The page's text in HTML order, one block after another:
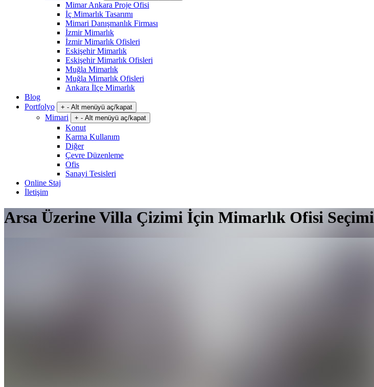
Mimar Ankara Proje Ofisi
İç Mimarlık Tasarımı
Mimari Danışmanlık Firması
İzmir Mimarlık
İzmir Mimarlık Ofisleri
Eskişehir Mimarlık
Eskişehir Mimarlık Ofisleri
Muğla Mimarlık
Muğla Mimarlık Ofisleri
Ankara İlçe Mimarlık
Blog
Portfolyo
+ - Alt menüyü aç/kapat
Mimari + - Alt menüyü aç/kapat
Konut
Karma Kullanım
Diğer
Çevre Düzenleme
Ofis
Sanayi Tesisleri
Online Staj
İletişim
Arsa Üzerine Villa Çizimi İçin Mimarlık Ofisi Seçimi